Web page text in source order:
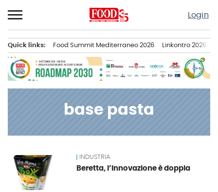
al
contenuto
Login
principale
Quick links: Food Summit Mediterraneo 2026 Linkontro 2026
base pasta
News INDUSTRIA
Beretta, l’innovazione è doppia